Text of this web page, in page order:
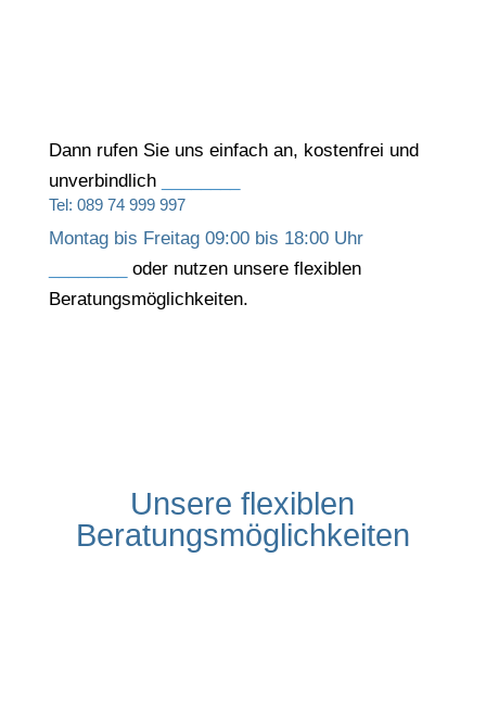
Dann rufen Sie uns einfach an, kostenfrei und
unverbindlich
Tel: 089 74 999 997
Montag bis Freitag 09:00 bis 18:00 Uhr
oder nutzen unsere flexiblen
Beratungsmöglichkeiten.
Unsere flexiblen
Beratungsmöglichkeiten